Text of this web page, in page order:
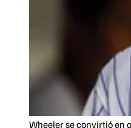
Wheeler se convirtió en